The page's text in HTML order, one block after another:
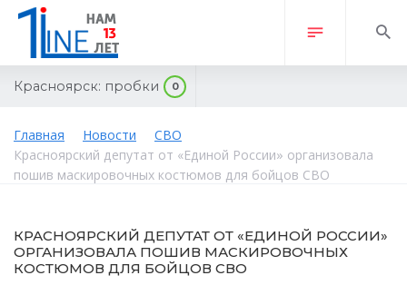
Красноярск: пробки 0
Главная Новости
СВО
Красноярский депутат от «Единой России» организовала
пошив маскировочных костюмов для бойцов СВО
КРАСНОЯРСКИЙ ДЕПУТАТ ОТ «ЕДИНОЙ РОССИИ»
ОРГАНИЗОВАЛА ПОШИВ МАСКИРОВОЧНЫХ
КОСТЮМОВ ДЛЯ БОЙЦОВ СВО